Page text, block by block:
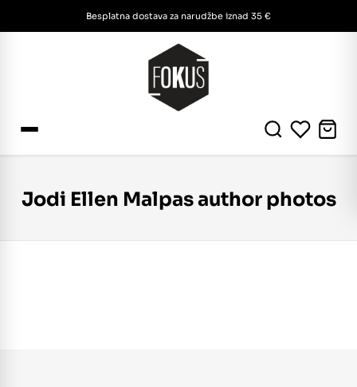
Besplatna dostava za narudžbe iznad 35 €
Jodi Ellen Malpas author photos